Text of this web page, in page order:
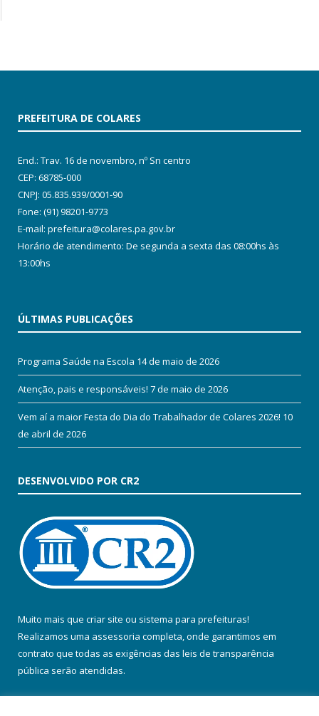
PREFEITURA DE COLARES
End.: Trav. 16 de novembro, nº Sn centro
CEP: 68785-000
CNPJ: 05.835.939/0001-90
Fone: (91) 98201-9773
E-mail: prefeitura@colares.pa.gov.br
Horário de atendimento: De segunda a sexta das 08:00hs às
13:00hs
ÚLTIMAS PUBLICAÇÕES
Programa Saúde na Escola 14 de maio de 2026
Atenção, pais e responsáveis! 7 de maio de 2026
Vem aí a maior Festa do Dia do Trabalhador de Colares 2026! 10
de abril de 2026
DESENVOLVIDO POR CR2
Muito mais que criar site ou sistema para prefeituras!
Realizamos uma assessoria completa, onde garantimos em
contrato que todas as exigências das leis de transparência
pública serão atendidas.